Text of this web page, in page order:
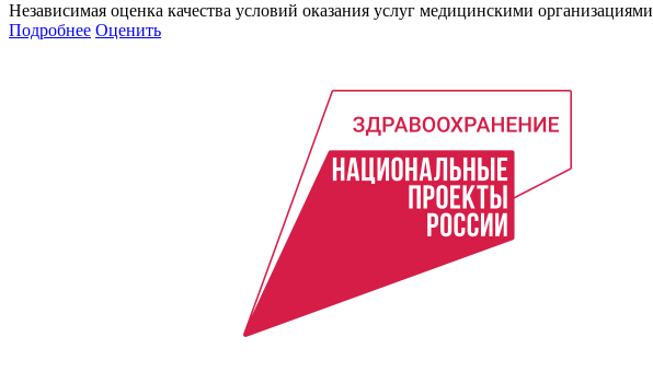
Независимая оценка качества условий оказания услуг медицинскими организациями
Подробнее Оценить